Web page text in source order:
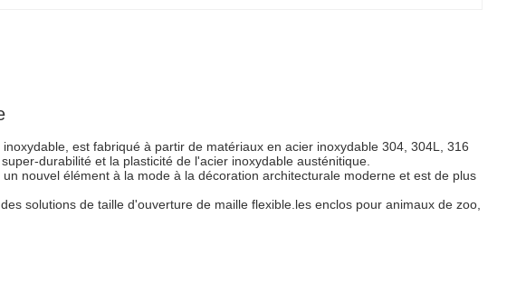
est fabriqué à partir de matériaux en acier inoxydable 304, 304L, 316
durabilité et la plasticité de l'acier inoxydable austénitique.
nouvel élément à la mode à la décoration architecturale moderne et est de plus
solutions de taille d'ouverture de maille flexible.les enclos pour animaux de zoo,